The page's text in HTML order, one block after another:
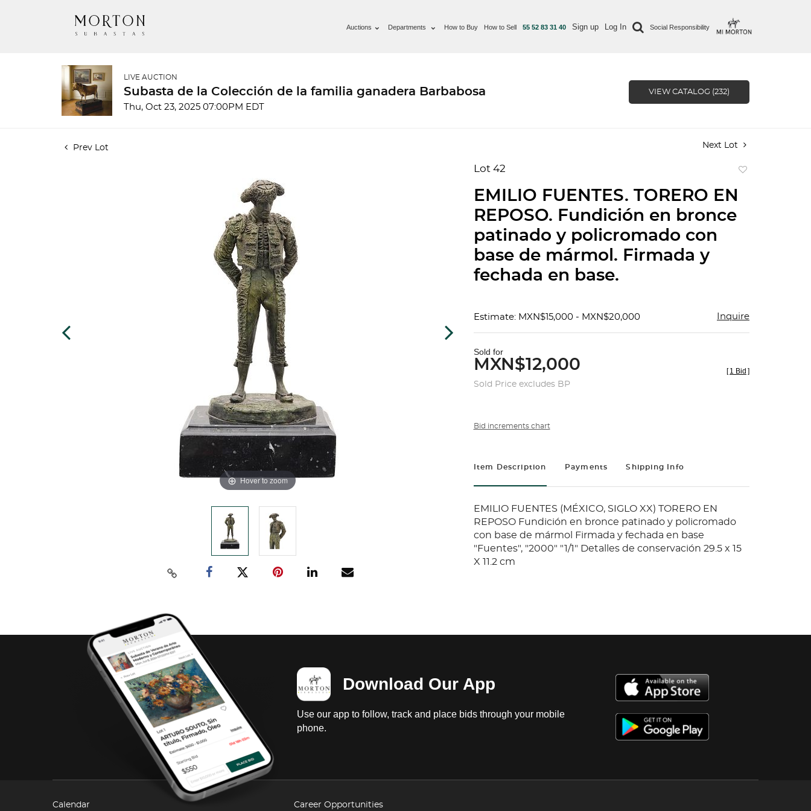
Auctions Departments How to Buy How to Sell 55 52 83 31 40 Sign up Log In Social Responsibility
LIVE AUCTION
Subasta de la Colección de la familia ganadera Barbabosa
Thu, Oct 23, 2025 07:00PM EDT
VIEW CATALOG (232)
Prev Lot Next Lot
Hover to zoom
Lot 42
favorite
EMILIO FUENTES. TORERO EN
REPOSO. Fundición en bronce
patinado y policromado con
base de mármol. Firmada y
fechada en base.
Estimate: MXN$15,000 - MXN$20,000 Inquire
Sold for
MXN$12,000
Sold Price excludes BP
[ 1 Bid ]
Bid increments chart
Item Description Payments Shipping Info
EMILIO FUENTES (MÉXICO, SIGLO XX) TORERO EN
REPOSO Fundición en bronce patinado y policromado
con base de mármol Firmada y fechada en base
"Fuentes", "2000" "1/1" Detalles de conservación 29.5 x 15
X 11.2 cm
Download Our App
Use our app to follow, track and place bids through your mobile
phone.
Calendar Career Opportunities